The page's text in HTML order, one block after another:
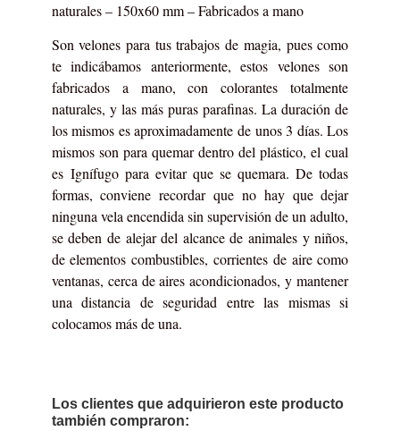
naturales – 150x60 mm – Fabricados a mano
Son velones para tus trabajos de magia, pues como
te indicábamos anteriormente, estos velones son
fabricados a mano, con colorantes totalmente
naturales, y las más puras parafinas. La duración de
los mismos es aproximadamente de unos 3 días. Los
mismos son para quemar dentro del plástico, el cual
es Ignífugopara evitar que se quemara. De todas
formas, conviene recordar que no hay que dejar
ninguna vela encendida sin supervisión de un adulto,
se deben de alejar del alcance de animales y niños,
de elementos combustibles, corrientes de aire como
ventanas, cerca de aires acondicionados, y mantener
una distancia de seguridad entre las mismas si
colocamos más de una.
Los clientes que adquirieron este producto
también compraron: